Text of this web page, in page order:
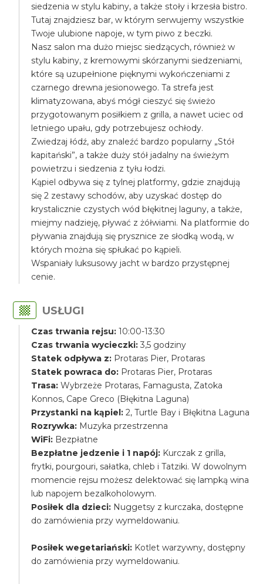
siedzenia w stylu kabiny, a także stoły i krzesła bistro.
Tutaj znajdziesz bar, w którym serwujemy wszystkie
Twoje ulubione napoje, w tym piwo z beczki.
Nasz salon ma dużo miejsc siedzących, również w
stylu kabiny, z kremowymi skórzanymi siedzeniami,
które są uzupełnione pięknymi wykończeniami z
czarnego drewna jesionowego. Ta strefa jest
klimatyzowana, abyś mógł cieszyć się świeżo
przygotowanym posiłkiem z grilla, a nawet uciec od
letniego upału, gdy potrzebujesz ochłody.
Zwiedzaj łódź, aby znaleźć bardzo popularny „Stół
kapitański”, a także duży stół jadalny na świeżym
powietrzu i siedzenia z tyłu łodzi.
Kąpiel odbywa się z tylnej platformy, gdzie znajdują
się 2 zestawy schodów, aby uzyskać dostęp do
krystalicznie czystych wód błękitnej laguny, a także,
miejmy nadzieję, pływać z żółwiami. Na platformie do
pływania znajdują się prysznice ze słodką wodą, w
których można się spłukać po kąpieli.
Wspaniały luksusowy jacht w bardzo przystępnej
cenie.
USŁUGI
Czas trwania rejsu: 10:00-13:30
Czas trwania wycieczki: 3,5 godziny
Statek odpływa z: Protaras Pier, Protaras
Statek powraca do: Protaras Pier, Protaras
Trasa: Wybrzeże Protaras, Famagusta, Zatoka
Konnos, Cape Greco (Błękitna Laguna)
Przystanki na kąpiel: 2, Turtle Bay i Błękitna Laguna
Rozrywka: Muzyka przestrzenna
WiFi: Bezpłatne
Bezpłatne jedzenie i 1 napój: Kurczak z grilla,
frytki, pourgouri, sałatka, chleb i Tatziki. W dowolnym
momencie rejsu możesz delektować się lampką wina
lub napojem bezalkoholowym.
Posiłek dla dzieci: Nuggetsy z kurczaka, dostępne
do zamówienia przy wymeldowaniu.
Posiłek wegetariański: Kotlet warzywny, dostępny
do zamówienia przy wymeldowaniu.